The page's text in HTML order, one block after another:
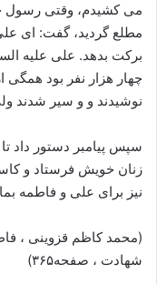
می کشیدم، وقتی رسول
مطلع گردید، گفت: ای
برکت بدهد. علی علیه
چهار هزار نفر بود همگی
نوشیدند و و سیر شدند
سپس پیامبر دستور داد تا
زنان خویش فرستاد و
نیز برای علی و فاطمه
(محمد کاظم قزوینی ،
شهادت ، صفحه۳۶۵)